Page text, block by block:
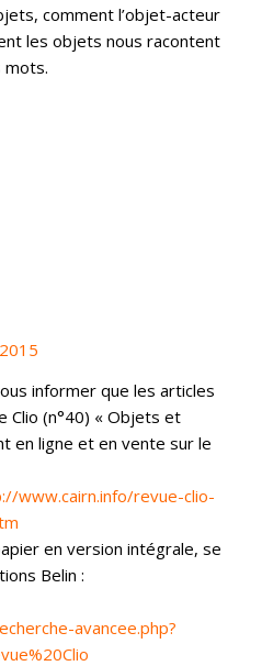
comment l’objet-acteur
les objets nous racontent
mots.
informer que les articles
Clio (n°40) « Objets et
en ligne et en vente sur le
www.cairn.info/revue-clio-
en version intégrale, se
Belin :
avancee.php?